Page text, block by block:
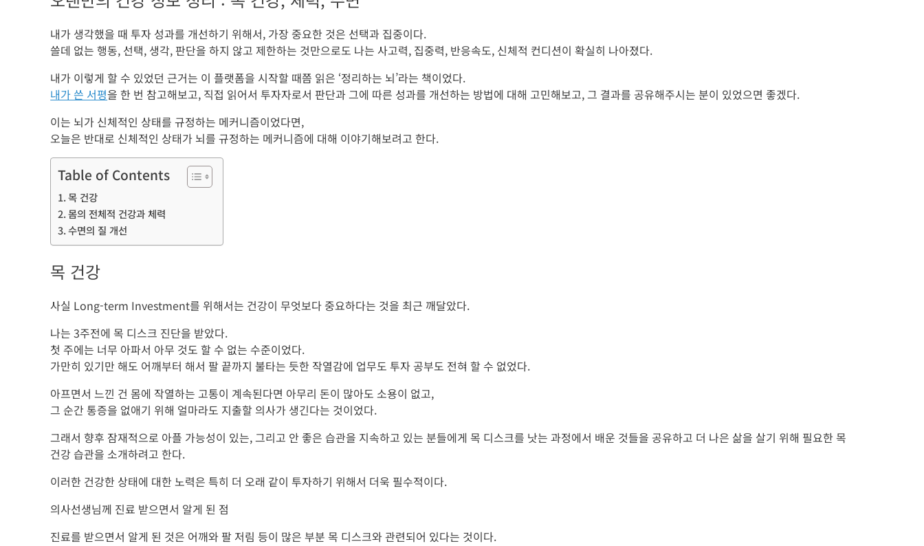
내가 생각했을 때 투자 성과를 개선하기 위해서, 가장 중요한 것은 선택과 집중이다.
쓸데 없는 행동, 선택, 생각, 판단을 하지 않고 제한하는 것만으로도 나는 사고력, 집중력, 반응속도, 신체적 컨디션이 확실히 나아졌다.
내가 이렇게 할 수 있었던 근거는 이 플랫폼을 시작할 때쯤 읽은 ‘정리하는 뇌’라는 책이었다.
내가 쓴 서평을 한 번 참고해보고, 직접 읽어서 투자자로서 판단과 그에 따른 성과를 개선하는 방법에 대해 고민해보고, 그 결과를 공유해주시는 분이 있었으면 좋겠다.
이는 뇌가 신체적인 상태를 규정하는 메커니즘이었다면,
오늘은 반대로 신체적인 상태가 뇌를 규정하는 메커니즘에 대해 이야기해보려고 한다.
Table of Contents
목 건강
몸의 전체적 건강과 체력
수면의 질 개선
목 건강
사실 Long-term Investment를 위해서는 건강이 무엇보다 중요하다는 것을 최근 깨달았다.
나는 3주전에 목 디스크 진단을 받았다.
첫 주에는 너무 아파서 아무 것도 할 수 없는 수준이었다.
가만히 있기만 해도 어깨부터 해서 팔 끝까지 불타는 듯한 작열감에 업무도 투자 공부도 전혀 할 수 없었다.
아프면서 느낀 건 몸에 작열하는 고통이 계속된다면 아무리 돈이 많아도 소용이 없고,
그 순간 통증을 없애기 위해 얼마라도 지출할 의사가 생긴다는 것이었다.
그래서 향후 잠재적으로 아플 가능성이 있는, 그리고 안 좋은 습관을 지속하고 있는 분들에게 목 디스크를 낫는 과정에서 배운 것들을 공유하고 더 나은 삶을 살기 위해 필요한 목
건강 습관을 소개하려고 한다.
이러한 건강한 상태에 대한 노력은 특히 더 오래 같이 투자하기 위해서 더욱 필수적이다.
의사선생님께 진료 받으면서 알게 된 점
진료를 받으면서 알게 된 것은 어깨와 팔 저림 등이 많은 부분 목 디스크와 관련되어 있다는 것이다.